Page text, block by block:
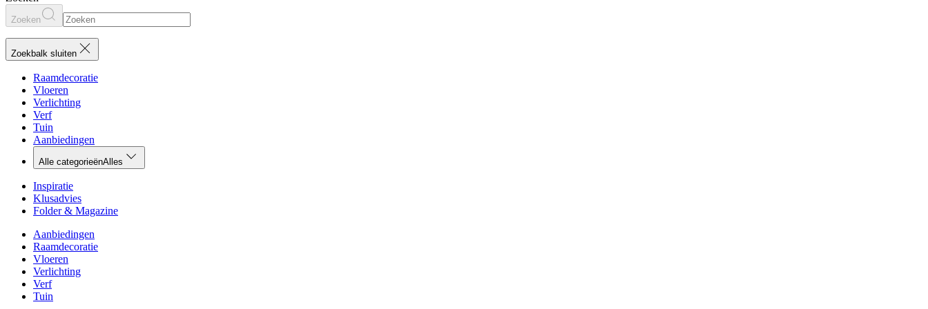
Zoeken
Zoekbalk sluiten
Raamdecoratie
Vloeren
Verlichting
Verf
Tuin
Aanbiedingen
Alle categorieënAlles
Inspiratie
Klusadvies
Folder & Magazine
Aanbiedingen
Raamdecoratie
Vloeren
Verlichting
Verf
Tuin